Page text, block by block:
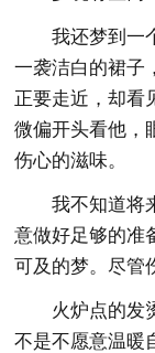
我还梦到一
一袭洁白的裙子
正要走近，却看
微偏开头看他，
伤心的滋味。
我不知道将
意做好足够的准
可及的梦。尽管
火炉点的发
不是不愿意温暖